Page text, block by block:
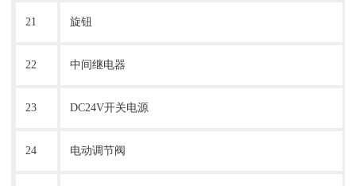
21 旋钮
22 中间继电器
23 DC24V开关电源
24 电动调节阀